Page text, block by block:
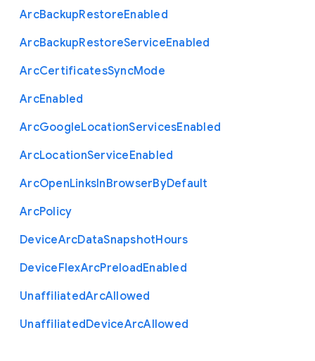
ArcBackupRestoreEnabled
ArcBackupRestoreServiceEnabled
ArcCertificatesSyncMode
ArcEnabled
ArcGoogleLocationServicesEnabled
ArcLocationServiceEnabled
ArcOpenLinksInBrowserByDefault
ArcPolicy
DeviceArcDataSnapshotHours
DeviceFlexArcPreloadEnabled
UnaffiliatedArcAllowed
UnaffiliatedDeviceArcAllowed